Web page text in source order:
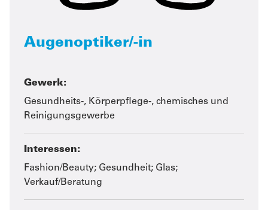
Augenoptiker/-in
Gewerk:
Gesundheits-, Körperpflege-, chemisches und
Reinigungsgewerbe
Interessen:
Fashion/Beauty; Gesundheit; Glas;
Verkauf/Beratung